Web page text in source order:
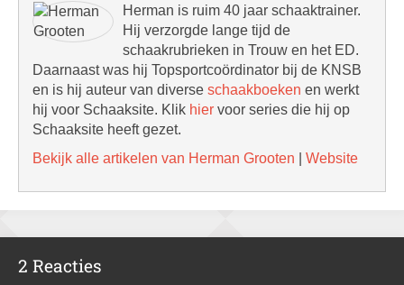
Herman is ruim 40 jaar schaaktrainer.
Hij verzorgde lange tijd de
schaakrubrieken in Trouw en het ED.
Daarnaast was hij Topsportcoördinator bij de KNSB
en is hij auteur van diverse schaakboeken en werkt
hij voor Schaaksite. Klik hier voor series die hij op
Schaaksite heeft gezet.
Bekijk alle artikelen van Herman Grooten
Website
2 Reacties